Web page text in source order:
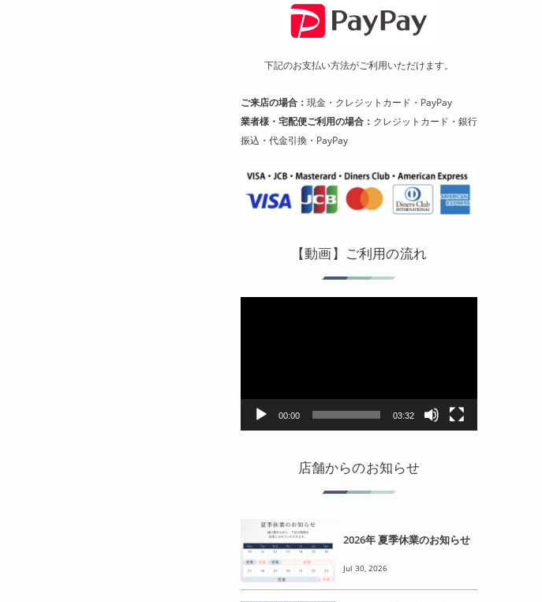
下記のお支払い方法がご利用いただけます。
ご来店の場合： 現金・クレジットカード・PayPay
業者様・宅配便ご利用の場合： クレジットカード・銀行
振込・代金引換・PayPay
【動画】ご利用の流れ
00:00 03:32
店舗からのお知らせ
2026年 夏季休業のお知らせ
Jul 30, 2026